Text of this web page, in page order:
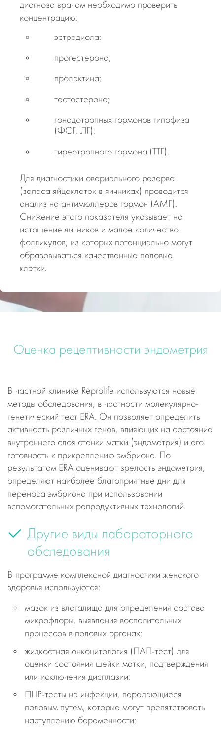
диагноза врачам необходимо проверить
концентрацию:
эстрадиола;
прогестерона;
пролактина;
тестостерона;
гонадотропных гормонов гипофиза
(ФСГ, ЛГ);
тиреотропного гормона (ТТГ).
Для диагностики овариального резерва
(запаса яйцеклеток в яичниках) проводится
анализ на антимюллеров гормон (АМГ).
Снижение этого показателя указывает на
истощение яичников и малое количество
фолликулов, из которых потенциально могут
образовываться качественные половые
клетки.
Оценка рецептивности эндометрия
В частной клинике Reprolife используются новые
методы обследования, в частности молекулярно-
генетический тест ERA. Он позволяет определить
активность различных генов, влияющих на состояние
внутреннего слоя стенки матки (эндометрия) и его
готовность к прикреплению эмбриона. По
результатам ERA оценивают зрелость эндометрия,
определяют наиболее благоприятные дни для
переноса эмбриона при использовании
вспомогательных репродуктивных технологий.
Другие виды лабораторного
обследования
В программе комплексной диагностики женского
здоровья используются:
мазок из влагалища для определения состава
микрофлоры, выявления воспалительных
процессов в половых органах;
жидкостная онкоцитология (ПАП-тест) для
оценки состояния шейки матки, подтверждения
или исключения дисплазии;
ПЦР-тесты на инфекции, передающиеся
половым путем, которые могут препятствовать
наступлению беременности;